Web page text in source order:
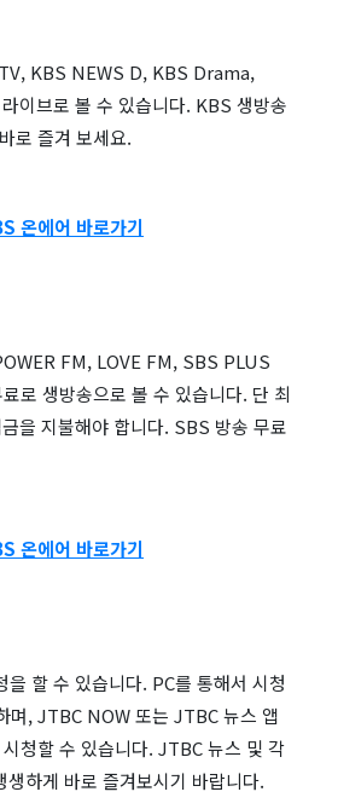
KBS NEWS D, KBS Drama,
이브로 볼 수 있습니다. KBS 생방송
로 즐겨 보세요.
온에어 바로가기
FM, LOVE FM, SBS PLUS
로 생방송으로 볼 수 있습니다. 단 최
을 지불해야 합니다. SBS 방송 무료
온에어 바로가기
할 수 있습니다. PC를 통해서 시청
며, JTBC NOW 또는 JTBC 뉴스 앱
청할 수 있습니다. JTBC 뉴스 및 각
하게 바로 즐겨보시기 바랍니다.